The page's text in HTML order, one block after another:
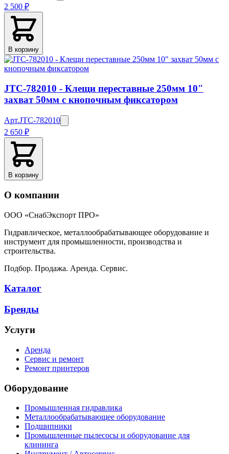
2 500 ₽
В корзину
JTC-782010 - Клещи переставные 250мм 10"
захват 50мм с кнопочным фиксатором
Арт.JTC-782010
2 650 ₽
В корзину
О компании
ООО «СнабЭкспорт ПРО»
Гидравлическое, металлообрабатывающее оборудование и
инструмент для промышленности, производства и
строительства.
Подбор. Продажа. Аренда. Сервис.
Каталог
Бренды
Услуги
Аренда
Сервис и ремонт
Ремонт принтеров
Оборудование
Промышленная гидравлика
Металлообрабатывающее оборудование
Подшипники
Промышленные пылесосы и оборудование для
клининга